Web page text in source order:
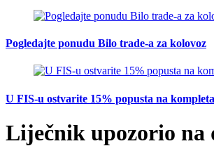
Pogledajte ponudu Bilo trade-a za kolovoz
U FIS-u ostvarite 15% popusta na
Liječnik upozorio na